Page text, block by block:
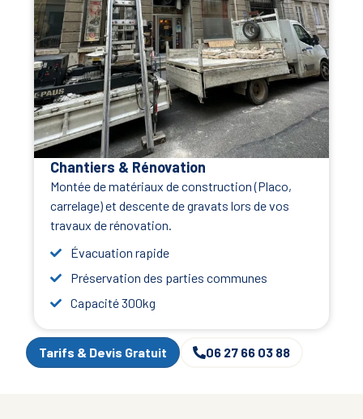
Chantiers & Rénovation
Montée de matériaux de construction (Placo,
carrelage) et descente de gravats lors de vos
travaux de rénovation.
Évacuation rapide
Préservation des parties communes
Capacité 300kg
Tarifs & Devis Gratuit 06 27 66 03 88